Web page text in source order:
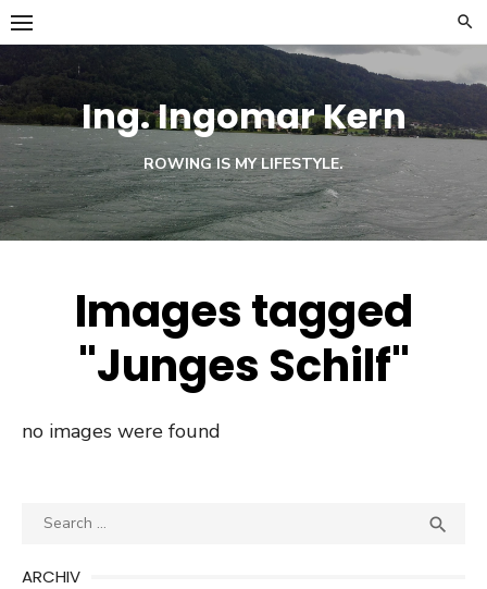
Skip
to
content
Ing. Ingomar Kern
ROWING IS MY LIFESTYLE.
Images tagged
"Junges Schilf"
no images were found
Search

ARCHIV